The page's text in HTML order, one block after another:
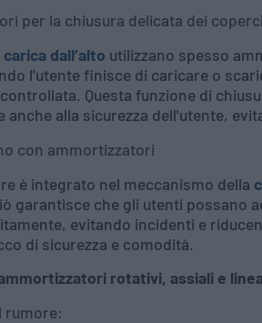
per la chiusura delicata dei
dall’alto utilizzano spesso
l'utente finisce di caricare o
Questa funzione di
anche alla sicurezza dell'utente,
con ammortizzatori
è integrato nel meccanismo della
garantisce che gli utenti possano
evitando incidenti e
di sicurezza e comodità.
rotativi, assiali e
rumore: